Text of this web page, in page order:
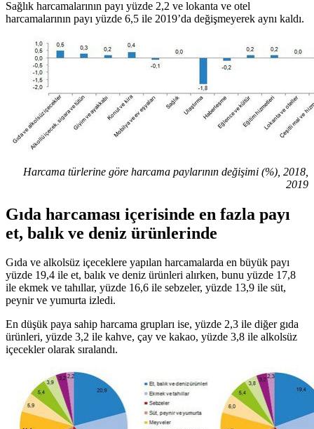
Sağlık harcamalarının payı yüzde 2,2 ve lokanta ve otel
harcamalarının payı yüzde 6,5 ile 2019’da değişmeyerek aynı kaldı.
Harcama türlerine göre harcama paylarının değişimi (%), 2018,
2019
Gıda harcaması içerisinde en fazla payı
et, balık ve deniz ürünlerinde
Gıda ve alkolsüz içeceklere yapılan harcamalarda en büyük payı
yüzde 19,4 ile et, balık ve deniz ürünleri alırken, bunu yüzde 17,8
ile ekmek ve tahıllar, yüzde 16,6 ile sebzeler, yüzde 13,9 ile süt,
peynir ve yumurta izledi.
En düşük paya sahip harcama grupları ise, yüzde 2,3 ile diğer gıda
ürünleri, yüzde 3,2 ile kahve, çay ve kakao, yüzde 3,8 ile alkolsüz
içecekler olarak sıralandı.